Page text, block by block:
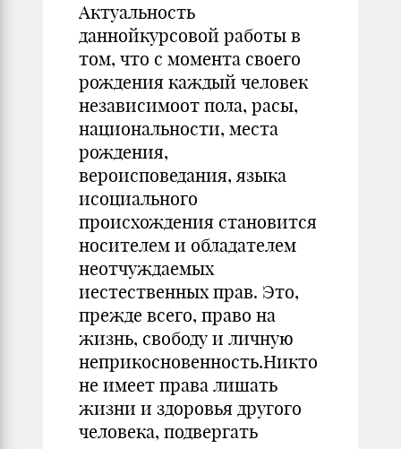
Актуальность
даннойкурсовой работы в
том, что с момента своего
рождения каждый человек
независимоот пола, расы,
национальности, места
рождения,
вероисповедания, языка
исоциального
происхождения становится
носителем и обладателем
неотчуждаемых
иестественных прав. Это,
прежде всего, право на
жизнь, свободу и личную
неприкосновенность.Никто
не имеет права лишать
жизни и здоровья другого
человека, подвергать